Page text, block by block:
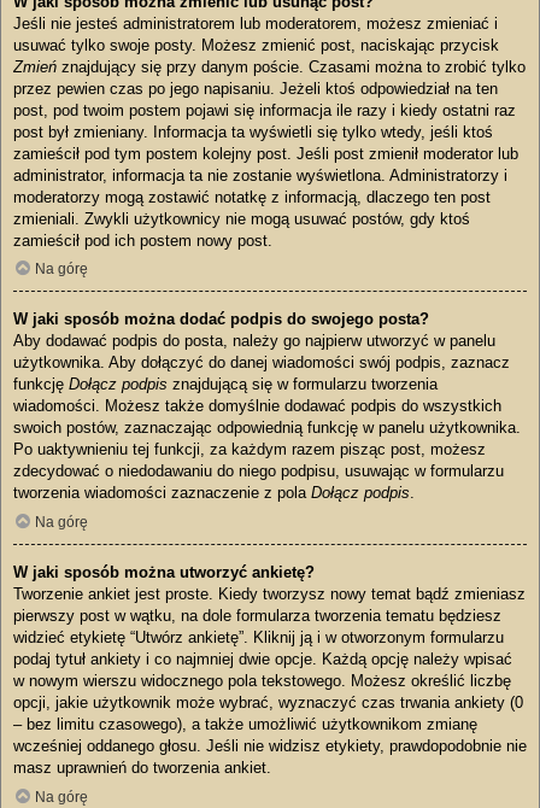
Jeśli nie jesteś administratorem lub moderatorem, możesz zmieniać i
usuwać tylko swoje posty. Możesz zmienić post, naciskając przycisk
Zmień znajdujący się przy danym poście. Czasami można to zrobić tylko
przez pewien czas po jego napisaniu. Jeżeli ktoś odpowiedział na ten
post, pod twoim postem pojawi się informacja ile razy i kiedy ostatni raz
post był zmieniany. Informacja ta wyświetli się tylko wtedy, jeśli ktoś
zamieścił pod tym postem kolejny post. Jeśli post zmienił moderator lub
administrator, informacja ta nie zostanie wyświetlona. Administratorzy i
moderatorzy mogą zostawić notatkę z informacją, dlaczego ten post
zmieniali. Zwykli użytkownicy nie mogą usuwać postów, gdy ktoś
zamieścił pod ich postem nowy post.
Na górę
W jaki sposób można dodać podpis do swojego posta?
Aby dodawać podpis do posta, należy go najpierw utworzyć w panelu
użytkownika. Aby dołączyć do danej wiadomości swój podpis, zaznacz
funkcję Dołącz podpis znajdującą się w formularzu tworzenia
wiadomości. Możesz także domyślnie dodawać podpis do wszystkich
swoich postów, zaznaczając odpowiednią funkcję w panelu użytkownika.
Po uaktywnieniu tej funkcji, za każdym razem pisząc post, możesz
zdecydować o niedodawaniu do niego podpisu, usuwając w formularzu
tworzenia wiadomości zaznaczenie z pola Dołącz podpis.
Na górę
W jaki sposób można utworzyć ankietę?
Tworzenie ankiet jest proste. Kiedy tworzysz nowy temat bądź zmieniasz
pierwszy post w wątku, na dole formularza tworzenia tematu będziesz
widzieć etykietę “Utwórz ankietę”. Kliknij ją i w otworzonym formularzu
podaj tytuł ankiety i co najmniej dwie opcje. Każdą opcję należy wpisać
w nowym wierszu widocznego pola tekstowego. Możesz określić liczbę
opcji, jakie użytkownik może wybrać, wyznaczyć czas trwania ankiety (0
– bez limitu czasowego), a także umożliwić użytkownikom zmianę
wcześniej oddanego głosu. Jeśli nie widzisz etykiety, prawdopodobnie nie
masz uprawnień do tworzenia ankiet.
Na górę